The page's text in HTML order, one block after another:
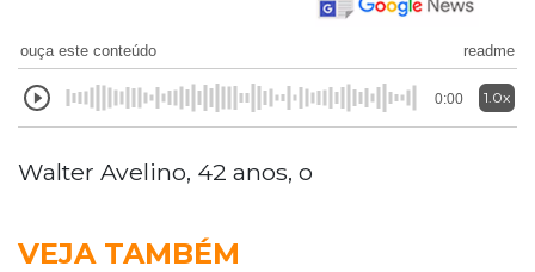
ouça este conteúdo readme
0:00 1.0x
Walter Avelino, 42 anos, o
VEJA TAMBÉM